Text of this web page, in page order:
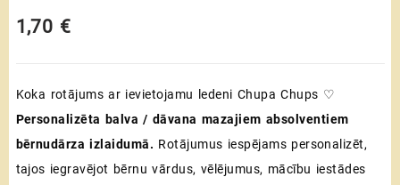
1,70 €
Koka rotājums ar ievietojamu ledeni Chupa Chups ♡
Personalizēta balva / dāvana mazajiem absolventiem
bērnudārza izlaidumā. Rotājumus iespējams personalizēt,
tajos iegravējot bērnu vārdus, vēlējumus, mācību iestādes